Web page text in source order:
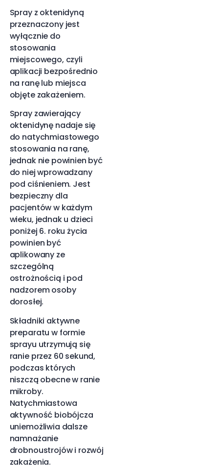
Spray z oktenidyną
przeznaczony jest
wyłącznie do
stosowania
miejscowego, czyli
aplikacji bezpośrednio
na ranę lub miejsca
objęte zakażeniem.
Spray zawierający
oktenidynę nadaje się
do natychmiastowego
stosowania na ranę,
jednak nie powinien być
do niej wprowadzany
pod ciśnieniem. Jest
bezpieczny dla
pacjentów w każdym
wieku, jednak u dzieci
poniżej 6. roku życia
powinien być
aplikowany ze
szczególną
ostrożnością i pod
nadzorem osoby
dorosłej.
Składniki aktywne
preparatu w formie
sprayu utrzymują się
ranie przez 60 sekund,
podczas których
niszczą obecne w ranie
mikroby.
Natychmiastowa
aktywność biobójcza
uniemożliwia dalsze
namnażanie
drobnoustrojów i rozwój
zakażenia.